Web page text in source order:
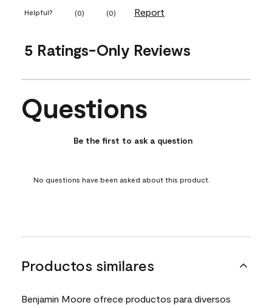
Helpful? (0) (0) Report
5 Ratings-Only Reviews
No questions have been asked about this product.
Questions
Be the first to ask a question
No questions have been asked about this product.
Productos similares
Benjamin Moore ofrece productos para diversos